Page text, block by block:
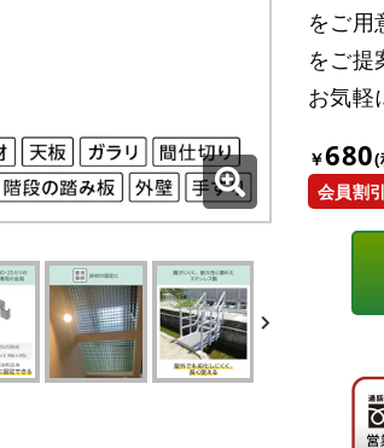
をご用
をご提
お気軽
￥680(
会員割